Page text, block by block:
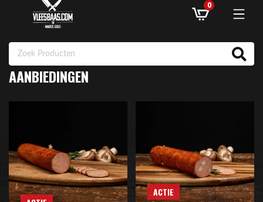
ASSORTIMENT
RECEPTEN
KLANTENSERVICE
0
AANBIEDINGEN
ACTIE